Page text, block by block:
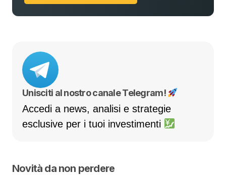
Unisciti al nostro canale Telegram!
Accedi a news, analisi e strategie
esclusive per i tuoi investimenti
Novità da non perdere